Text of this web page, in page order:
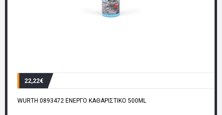
22,22€
WURTH 0893472 ΕΝΕΡΓΟ ΚΑΘΑΡΙΣΤΙΚΟ 500ML